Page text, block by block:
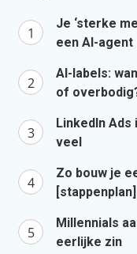
Je ‘sterke
een AI-agent
AI-labels:
of
LinkedIn
veel
Zo bouw je
[stappenplan]
Millennials
eerlijke zin